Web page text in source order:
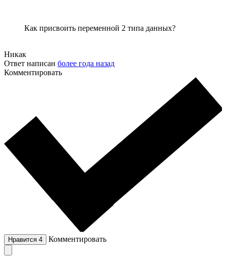
Как присвоить переменной 2 типа данных?
Никак
Ответ написан более года назад
Комментировать
Нравится 4 Комментировать